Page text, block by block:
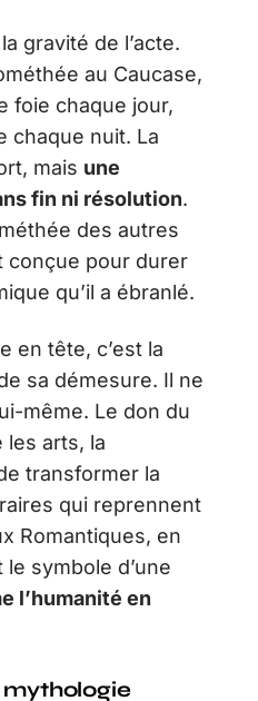
gravité de l’acte.
au Caucase,
foie chaque jour,
chaque nuit. La
mais une
fin ni résolution.
des autres
conçue pour durer
qu’il a ébranlé.
en tête, c’est la
sa démesure. Il ne
même. Le don du
les arts, la
transformer la
qui reprennent
Romantiques, en
symbole d’une
l’humanité en